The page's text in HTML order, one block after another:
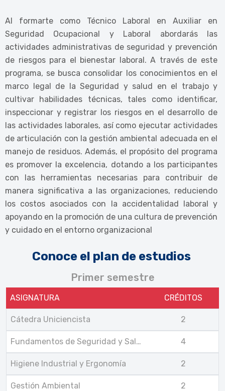
Al formarte como Técnico Laboral en Auxiliar en
Seguridad Ocupacional y Laboral abordarás las
actividades administrativas de seguridad y prevención
de riesgos para el bienestar laboral. A través de este
programa, se busca consolidar los conocimientos en el
marco legal de la Seguridad y salud en el trabajo y
cultivar habilidades técnicas, tales como identificar,
inspeccionar y registrar los riesgos en el desarrollo de
las actividades laborales, así como ejecutar actividades
de articulación con la gestión ambiental adecuada en el
manejo de residuos. Además, el propósito del programa
es promover la excelencia, dotando a los participantes
con las herramientas necesarias para contribuir de
manera significativa a las organizaciones, reduciendo
los costos asociados con la accidentalidad laboral y
apoyando en la promoción de una cultura de prevención
y cuidado en el entorno organizacional
Conoce el plan de estudios
Primer semestre
ASIGNATURA CRÉDITOS
Cátedra Uniciencista 2
Fundamentos de Seguridad y Salud Ocupacional 4
Higiene Industrial y Ergonomía 2
Gestión Ambiental 2